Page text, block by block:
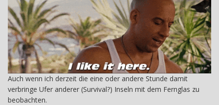
Auch wenn ich derzeit die eine oder andere Stunde damit
verbringe Ufer anderer (Survival?) Inseln mit dem Fernglas zu
beobachten.